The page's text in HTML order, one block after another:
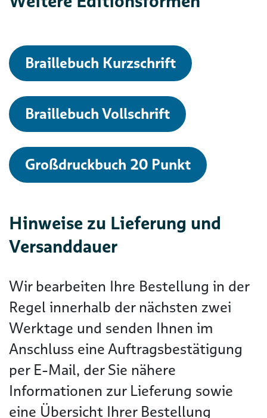
Braillebuch Kurzschrift
Braillebuch Vollschrift
Großdruckbuch 20 Punkt
Hinweise zu Lieferung und
Versanddauer
Wir bearbeiten Ihre Bestellung in der
Regel innerhalb der nächsten zwei
Werktage und senden Ihnen im
Anschluss eine Auftragsbestätigung
per E-Mail, der Sie nähere
Informationen zur Lieferung sowie
eine Übersicht Ihrer Bestellung